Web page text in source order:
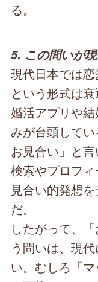
る。
5. この問いが
現代日本では
という形式は
婚活アプリや
みが台頭して
お見合い」と
検索やプロフ
見合い的発想
だ。
したがって、
う問いは、現
い。むしろ「